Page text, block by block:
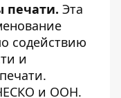
печати. Эта
содействию
и
и ООН.